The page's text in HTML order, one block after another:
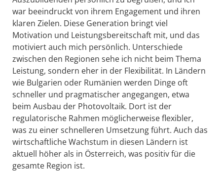
war beeindruckt von ihrem Engagement und ihren
klaren Zielen. Diese Generation bringt viel
Motivation und Leistungsbereitschaft mit, und das
motiviert auch mich persönlich. Unterschiede
zwischen den Regionen sehe ich nicht beim Thema
Leistung, sondern eher in der Flexibilität. In Ländern
wie Bulgarien oder Rumänien werden Dinge oft
schneller und pragmatischer angegangen, etwa
beim Ausbau der Photovoltaik. Dort ist der
regulatorische Rahmen möglicherweise flexibler,
was zu einer schnelleren Umsetzung führt. Auch das
wirtschaftliche Wachstum in diesen Ländern ist
aktuell höher als in Österreich, was positiv für die
gesamte Region ist.